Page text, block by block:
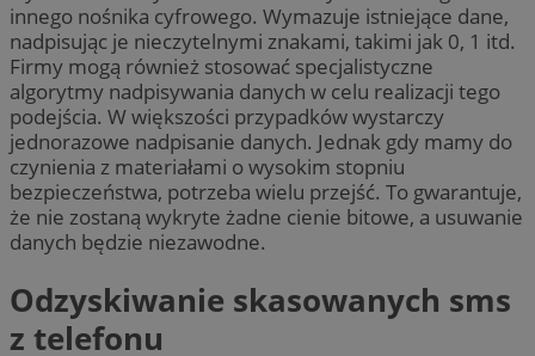
innego nośnika cyfrowego. Wymazuje istniejące dane,
nadpisując je nieczytelnymi znakami, takimi jak 0, 1 itd.
Firmy mogą również stosować specjalistyczne
algorytmy nadpisywania danych w celu realizacji tego
podejścia. W większości przypadków wystarczy
jednorazowe nadpisanie danych. Jednak gdy mamy do
czynienia z materiałami o wysokim stopniu
bezpieczeństwa, potrzeba wielu przejść. To gwarantuje,
że nie zostaną wykryte żadne cienie bitowe, a usuwanie
danych będzie niezawodne.
Odzyskiwanie skasowanych sms
z telefonu